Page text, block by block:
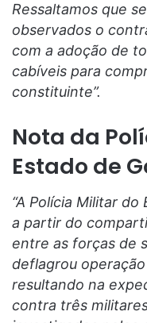
Ressaltamos que
observados o
com a adoção de
cabíveis para
constituinte”.
Nota da
Estado de
“A Polícia Militar
a partir do
entre as forças de
deflagrou
resultando na
contra três